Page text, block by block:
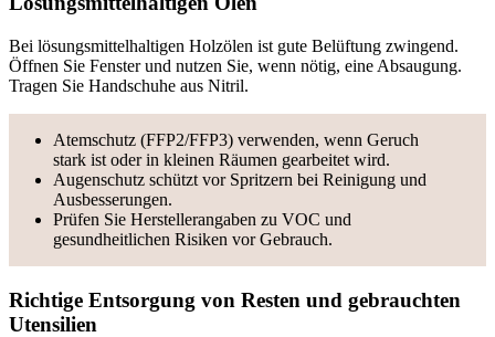
Bei lösungsmittelhaltigen Holzölen ist gute Belüftung zwingend.
Öffnen Sie Fenster und nutzen Sie, wenn nötig, eine Absaugung.
Tragen Sie Handschuhe aus Nitril.
Atemschutz (FFP2/FFP3) verwenden, wenn Geruch
stark ist oder in kleinen Räumen gearbeitet wird.
Augenschutz schützt vor Spritzern bei Reinigung und
Ausbesserungen.
Prüfen Sie Herstellerangaben zu VOC und
gesundheitlichen Risiken vor Gebrauch.
Richtige Entsorgung von Resten und gebrauchten
Utensilien